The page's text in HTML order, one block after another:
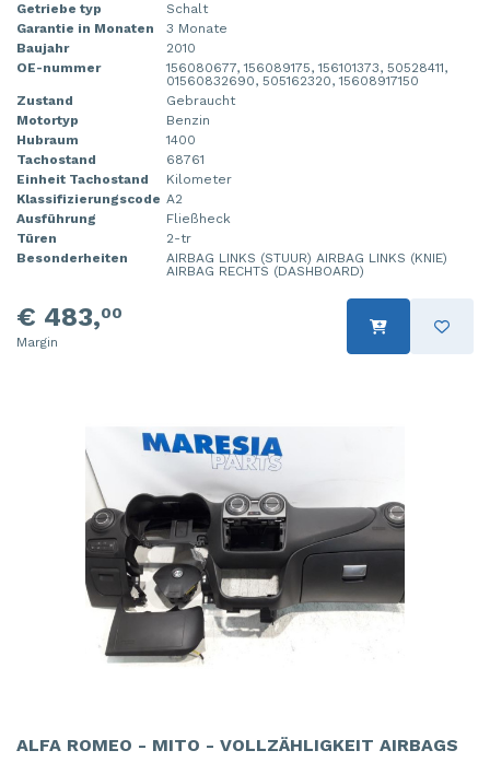
Getriebe typ
Schalt
Garantie in Monaten
3 Monate
Baujahr
2010
OE-nummer
156080677, 156089175, 156101373, 50528411,
01560832690, 505162320, 15608917150
Zustand
Gebraucht
Motortyp
Benzin
Hubraum
1400
Tachostand
68761
Einheit Tachostand
Kilometer
Klassifizierungscode A2
Ausführung
Fließheck
Türen
2-tr
Besonderheiten
AIRBAG LINKS (STUUR) AIRBAG LINKS (KNIE)
AIRBAG RECHTS (DASHBOARD)
€ 483,00
Margin
ALFA ROMEO - MITO - VOLLZÄHLIGKEIT AIRBAGS